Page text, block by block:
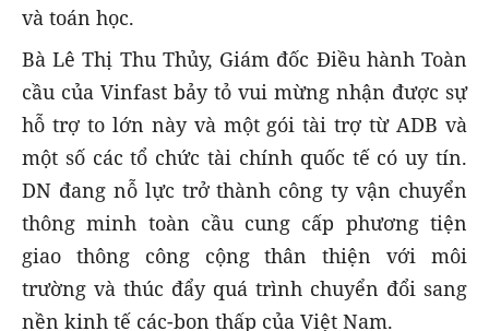
và toán học.
Bà Lê Thị Thu Thủy, Giám đốc Điều hành Toàn
cầu của Vinfast bảy tỏ vui mừng nhận được sự
hỗ trợ to lớn này và một gói tài trợ từ ADB và
một số các tổ chức tài chính quốc tế có uy tín.
DN đang nỗ lực trở thành công ty vận chuyển
thông minh toàn cầu cung cấp phương tiện
giao thông công cộng thân thiện với môi
trường và thúc đẩy quá trình chuyển đổi sang
nền kinh tế các-bon thấp của Việt Nam.